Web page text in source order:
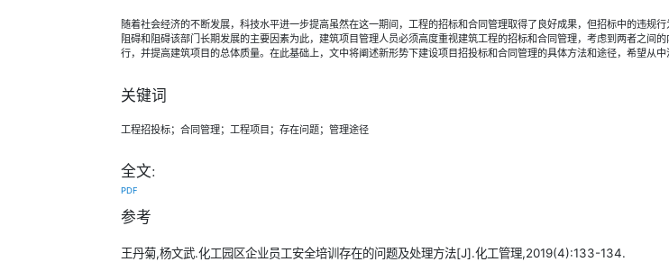
随着社会经济的不断发展，科技水平进一步提高虽然在这一期间，工程的招标和合同管理取得了良好成果，但招标中的违规
阻碍和阻碍该部门长期发展的主要因素为此，建筑项目管理人员必须高度重视建筑工程的招标和合同管理，考虑到两者之间
行，并提高建筑项目的总体质量。在此基础上，文中将阐述新形势下建设项目招投标和合同管理的具体方法和途径，希望从中
关键词
工程招投标；合同管理；工程项目；存在问题；管理途径
全文:
PDF
参考
王丹菊,杨文武.化工园区企业员工安全培训存在的问题及处理方法[J].化工管理,2019(4):133-134.